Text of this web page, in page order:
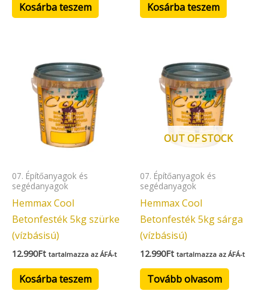
Kosárba teszem Kosárba teszem
07. Építőanyagok és
segédanyagok
Hemmax Cool
Betonfesték 5kg szürke
(vízbásisú)
12.990Ft tartalmazza az ÁFÁ-t
Kosárba teszem
OUT OF STOCK
07. Építőanyagok és
segédanyagok
Hemmax Cool
Betonfesték 5kg sárga
(vízbásisú)
12.990Ft tartalmazza az ÁFÁ-t
Tovább olvasom